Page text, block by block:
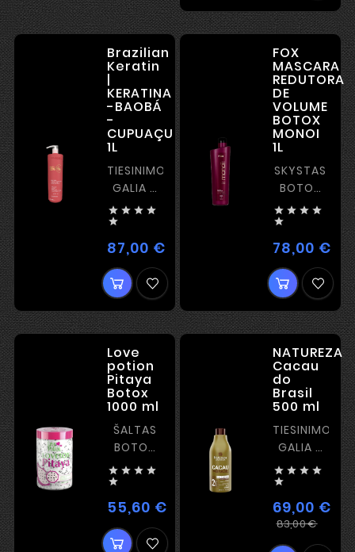
Brazilian
Keratin
|
KERATINA
-BAOBÁ
-
CUPUAÇU
1L
TIESINIMO
GALIA –
STIPRUS
KERATINAS
   

87,00 €Kaina
FOX
MASCARA
REDUTORA
DE
VOLUME
BOTOX
MONOI
1L
SKYSTAS
BOTOX
SU
TIESINIMU
   

78,00 €
Love
potion
Pitaya
Botox
1000 ml
ŠALTAS
BOTOX
SU
PLĖVELĖS
FORMAVIMO
EFEKTU
   

55,60 €Kaina
NATUREZA
Cacau
do
Brasil
500 ml
TIESINIMO
GALIA –
STIPRUS
KERATINAS
   

69,00 €
83,00 €